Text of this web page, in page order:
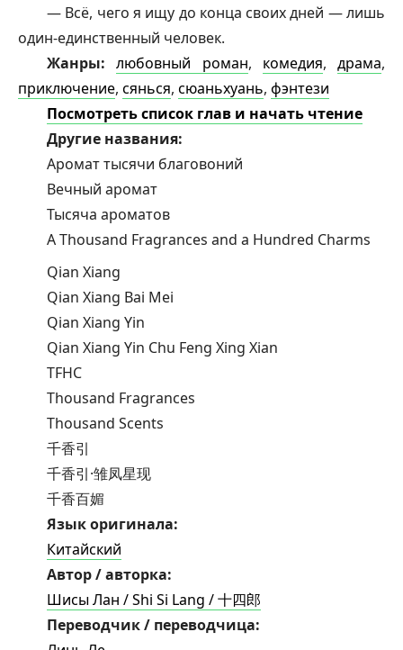
— Всё, чего я ищу до конца своих дней — лишь
один-единственный человек.
Жанры:
любовный роман, комедия, драма,
приключение, сянься, сюаньхуань, фэнтези
Посмотреть список глав и начать чтение
Другие названия:
Аромат тысячи благовоний
Вечный аромат
Тысяча ароматов
A Thousand Fragrances and a Hundred Charms
Qian Xiang
Qian Xiang Bai Mei
Qian Xiang Yin
Qian Xiang Yin Chu Feng Xing Xian
TFHC
Thousand Fragrances
Thousand Scents
千香引
千香引·雏凤星现
千香百媚
Язык оригинала:
Китайский
Автор / авторка:
Шиcы Лан / Shi Si Lang / 十四郎
Переводчик / переводчица: